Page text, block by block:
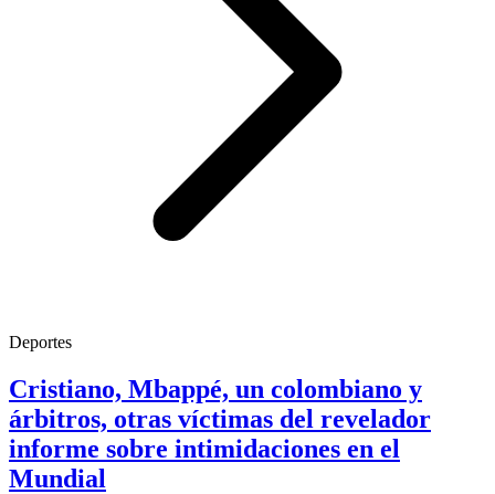
Deportes
Cristiano, Mbappé, un colombiano y
árbitros, otras víctimas del revelador
informe sobre intimidaciones en el
Mundial